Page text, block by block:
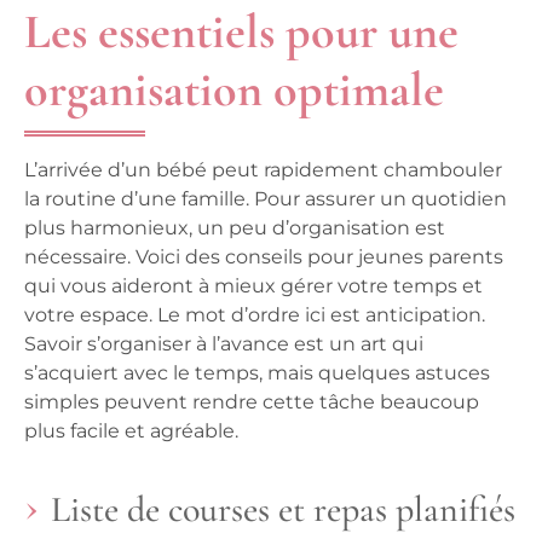
Les essentiels pour une
organisation optimale
L’arrivée d’un bébé peut rapidement chambouler
la routine d’une famille. Pour assurer un quotidien
plus harmonieux, un peu d’organisation est
nécessaire. Voici des conseils pour jeunes parents
qui vous aideront à mieux gérer votre temps et
votre espace. Le mot d’ordre ici est anticipation.
Savoir s’organiser à l’avance est un art qui
s’acquiert avec le temps, mais quelques astuces
simples peuvent rendre cette tâche beaucoup
plus facile et agréable.
Liste de courses et repas planifiés